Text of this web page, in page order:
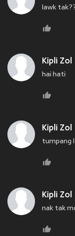
lawk
Kipli Zol
hai hati
Kipli Zol
tumpang
Kipli Zol
nak tak